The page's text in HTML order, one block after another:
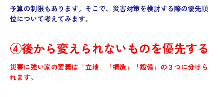
予算の制限もあります。そこで、災害対策を検討する際の優先順
位について考えてみます。
④後から変えられないものを優先する
災害に強い家の要素は「立地」「構造」「設備」の３つに分けら
れます。